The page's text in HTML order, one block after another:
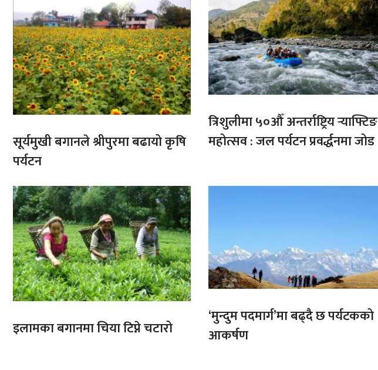
सूर्यमुखी बगानले श्रीपुरमा बढायो कृषि
पर्यटन
त्रिशुलीमा ५०औँ अन्तर्राष्ट्रिय र्‍याफ्टिङ
महोत्सव : जल पर्यटन प्रवर्द्धनमा जोड
इलामका बगानमा चिया टिप्ने चटारो
‘मुन्दुम पदमार्ग’मा बढ्दै छ पर्यटकको
आकर्षण